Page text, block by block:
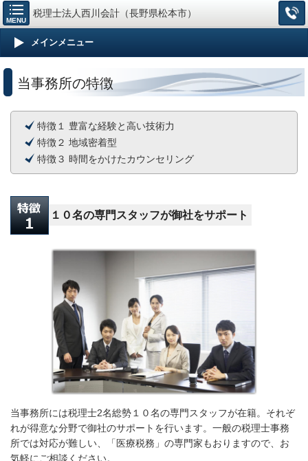
MENU
税理士法人西川会計（長野県松本市）
メインメニュー
当事務所の特徴
特徴１ 豊富な経験と高い技術力
特徴２ 地域密着型
特徴３ 時間をかけたカウンセリング
１０名の専門スタッフが御社をサポート
当事務所には税理士2名総勢１０名の専門スタッフが在籍。それぞ
れが得意な分野で御社のサポートを行います。一般の税理士事務
所では対応が難しい、「医療税務」の専門家もおりますので、お
気軽にご相談ください。